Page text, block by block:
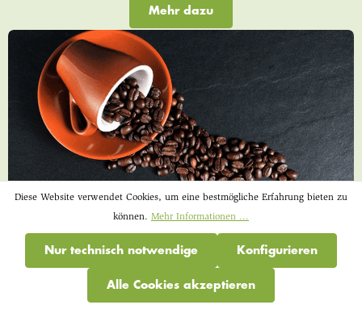
Mehr dazu
Wenn die Ohren auf Halbmast hängen –
lebensschwache, lustlose Kälber
vitalisieren
Diese Website verwendet Cookies, um eine bestmögliche Erfahrung bieten zu
können. Mehr Informationen ...
Nur technisch notwendige Konfigurieren
Alle Cookies akzeptieren